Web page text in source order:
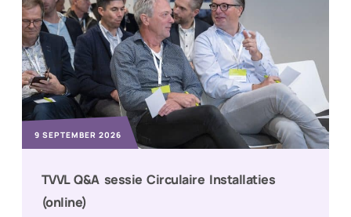
9 SEPTEMBER 2026
TVVL Q&A sessie Circulaire Installaties
(online)